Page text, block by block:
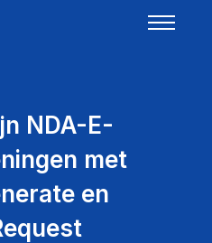
NDA-E-
met
en